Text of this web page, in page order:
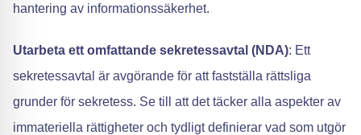
hantering av informationssäkerhet.
Utarbeta ett omfattande sekretessavtal (NDA): Ett
sekretessavtal är avgörande för att fastställa rättsliga
grunder för sekretess. Se till att det täcker alla aspekter av
immateriella rättigheter och tydligt definierar vad som utgör